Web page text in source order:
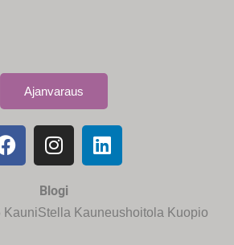
Ajanvaraus
Blogi
Kauneushoitola Kuopio